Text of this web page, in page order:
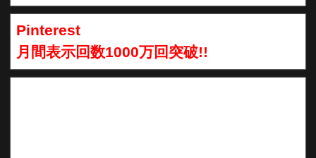
Pinterest
月間表示回数1000万回突破!!